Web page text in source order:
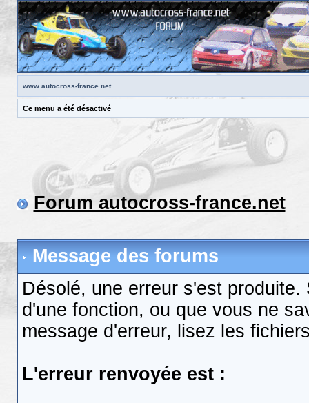
www.autocross-france.net
Ce menu a été désactivé
Forum autocross-france.net
Message des forums
Désolé, une erreur s'est
d'une fonction, ou que vous ne
message d'erreur, lisez les
L'erreur renvoyée est :